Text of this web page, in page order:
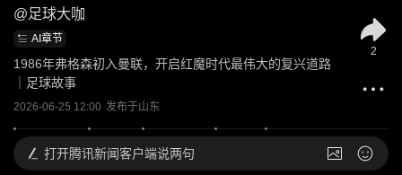
@足球大咖
AI章节
1986年弗格森初入曼联，开启红魔时代最伟大的复兴道路
｜足球故事
2026-06-25 12:00 发布于山东
2
打开腾讯新闻客户端说两句